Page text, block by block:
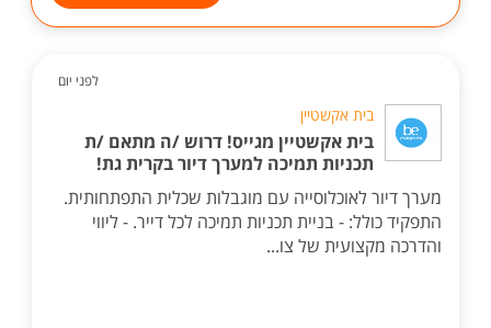
לפני יום
בית אקשטיין
בית אקשטיין מגייס! דרוש /ה מתאם /ת
תכניות תמיכה למערך דיור בקרית גת!
מערך דיור לאוכלוסייה עם מוגבלות שכלית התפתחותית.
התפקיד כולל: - בניית תכניות תמיכה לכל דייר. - ליווי
והדרכה מקצועית של צו...